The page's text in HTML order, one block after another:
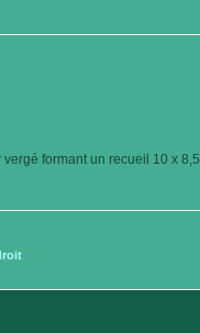
formant un recueil 10 x 8,5